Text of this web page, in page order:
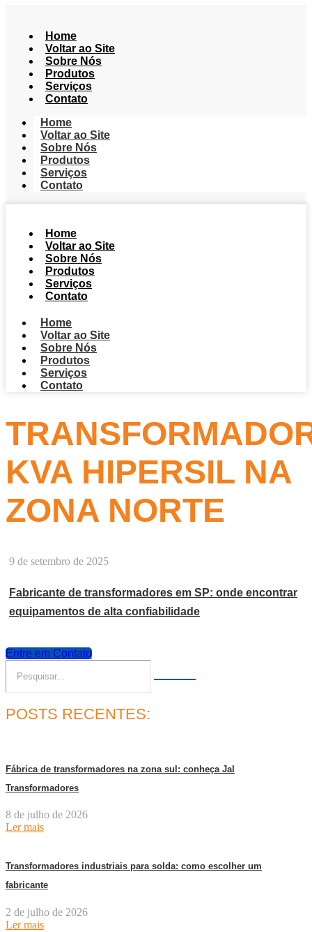
Home
Voltar ao Site
Sobre Nós
Produtos
Serviços
Contato
Home
Voltar ao Site
Sobre Nós
Produtos
Serviços
Contato
Home
Voltar ao Site
Sobre Nós
Produtos
Serviços
Contato
Home
Voltar ao Site
Sobre Nós
Produtos
Serviços
Contato
KVA HIPERSIL NA
ZONA NORTE
9 de setembro de 2025
Fabricante de transformadores em SP: onde encontrar
equipamentos de alta confiabilidade
Entre em Contato
POSTS RECENTES:
Fábrica de transformadores na zona sul: conheça Jal
Transformadores
8 de julho de 2026
Ler mais
Transformadores industriais para solda: como escolher um
fabricante
2 de julho de 2026
Ler mais